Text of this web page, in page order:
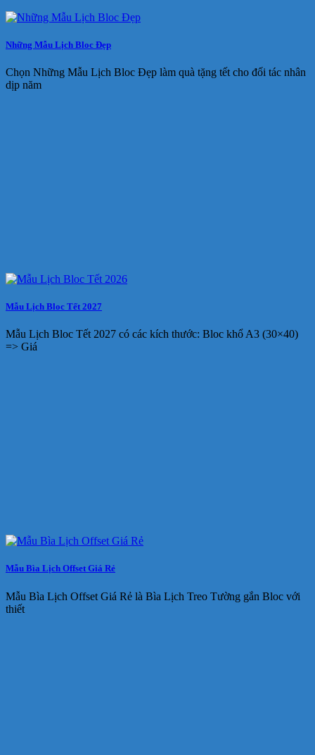
Những Mẫu Lịch Bloc Đẹp
Chọn Những Mẫu Lịch Bloc Đẹp làm quà tặng tết cho đối tác nhân
dịp năm
Mẫu Lịch Bloc Tết 2027
Mẫu Lịch Bloc Tết 2027 có các kích thước: Bloc khổ A3 (30×40)
=> Giá
Mẫu Bìa Lịch Offset Giá Rẻ
Mẫu Bìa Lịch Offset Giá Rẻ là Bìa Lịch Treo Tường gắn Bloc với
thiết